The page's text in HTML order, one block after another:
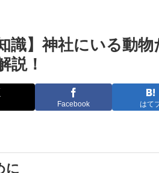
識】神社にいる動
説！
Facebook はて
に